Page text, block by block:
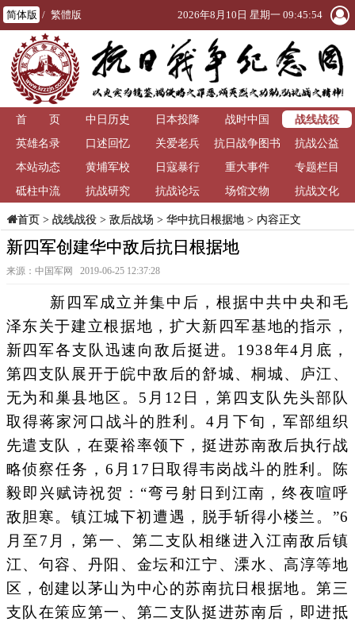
简体版 / 繁體版 2026年8月10日 星期一 09:45:54
首 页 中日历史 日本投降 战时中国
战线战役
英雄名录
口述回忆 关爱老兵
抗日战争图书
馆
抗战公益
本站动态
黄埔军校 日寇暴行 重大事件
专题栏目
砥柱中流
抗战研究 抗战论坛 场馆文物 抗战文化
首页> 战线战役> 敌后战场 > 华中抗日根据地> 内容正文
新四军创建华中敌后抗日根据地
来源：中国军网 2019-06-25 12:37:28
新四军成立并集中后，根据中共中央和毛
泽东关于建立根据地，扩大新四军基地的指示，
新四军各支队迅速向敌后挺进。1938年4月底，
第四支队展开于皖中敌后的舒城、桐城、庐江、
无为和巢县地区。5月12日，第四支队先头部队
取得蒋家河口战斗的胜利。4月下旬，军部组织
先遣支队，在粟裕率领下，挺进苏南敌后执行战
略侦察任务，6月17日取得韦岗战斗的胜利。陈
毅即兴赋诗祝贺：“弯弓射日到江南，终夜喧呼
敌胆寒。镇江城下初遭遇，脱手斩得小楼兰。”6
月至7月，第一、第二支队相继进入江南敌后镇
江、句容、丹阳、金坛和江宁、溧水、高淳等地
区，创建以茅山为中心的苏南抗日根据地。第三
支队在策应第一、第二支队挺进苏南后，即进抵